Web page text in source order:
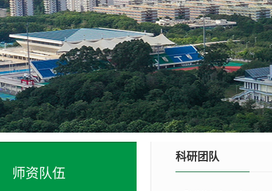
师资队伍
科研团队